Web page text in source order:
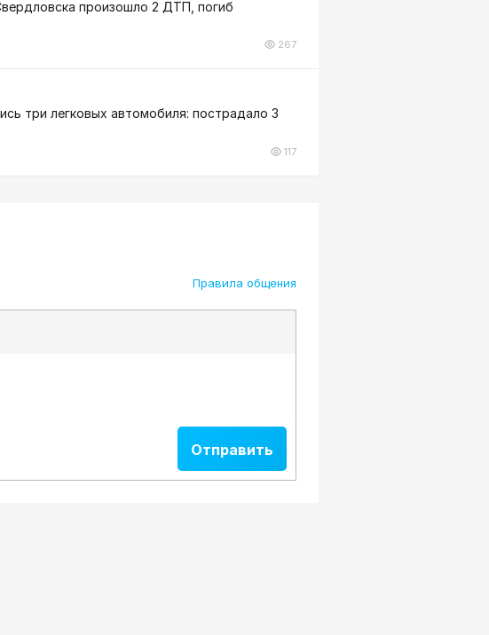
произошло 2 ДТП, погиб
267
три легковых автомобиля: пострадало 3
117
Правила общения